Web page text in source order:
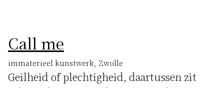
Call me
immaterieel kunstwerk, Zwolle
Geilheid of plechtigheid, daartussen zit